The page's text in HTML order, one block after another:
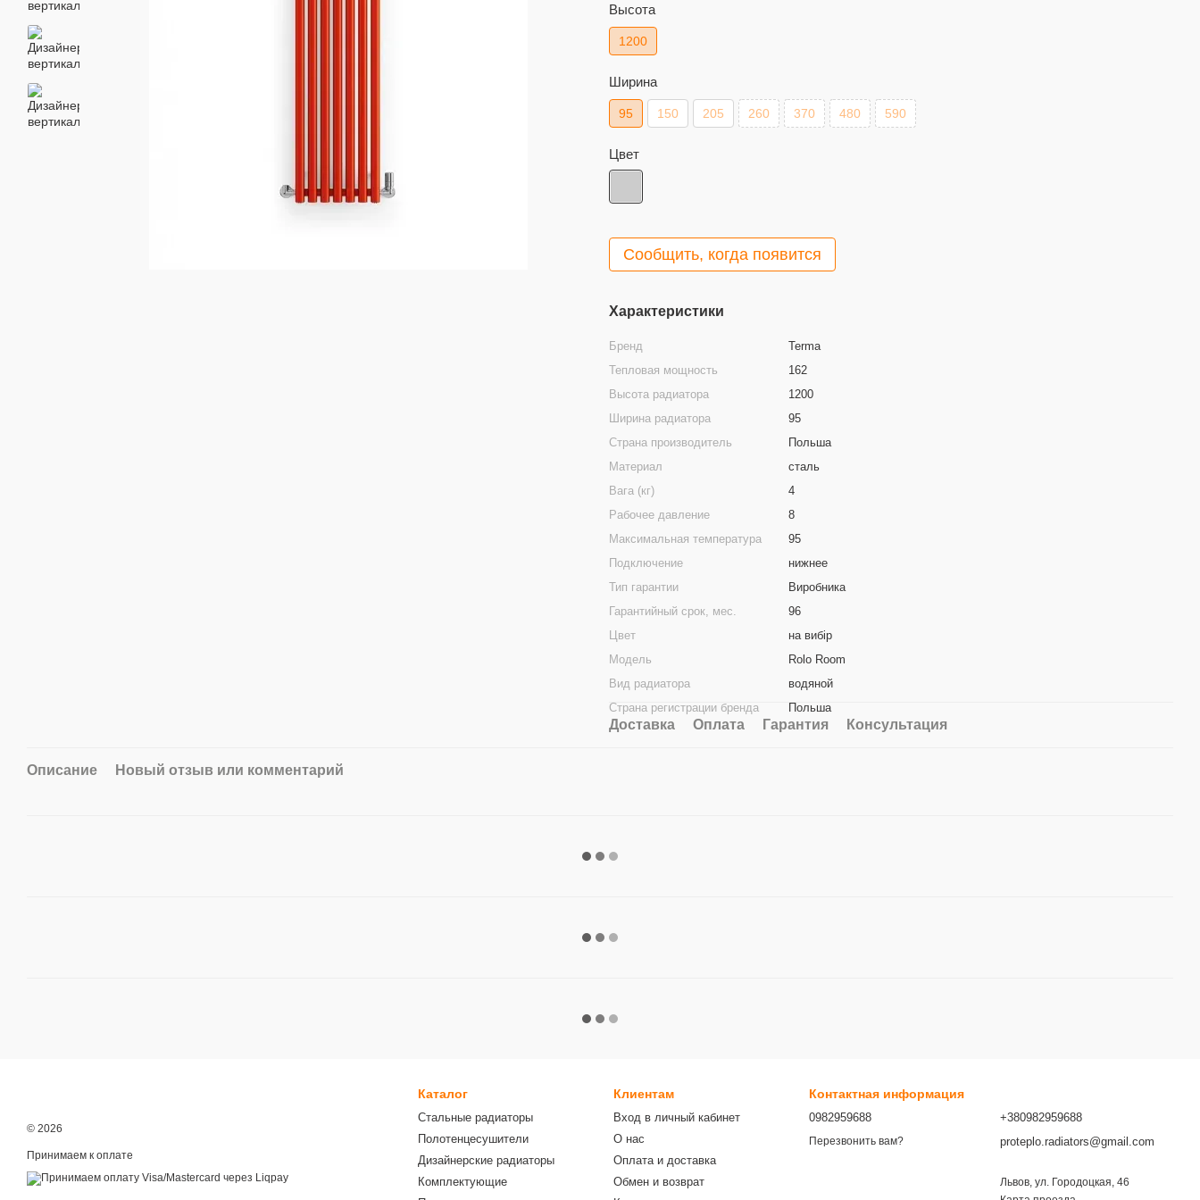
Высота
1200
Ширина
95 150 205 260 370 480 590
Цвет
Сообщить, когда появится
Характеристики
Бренд
Terma
Тепловая мощность
162
Высота радиатора
1200
Ширина радиатора
95
Страна производитель
Польша
Материал
сталь
Вага (кг)
4
Рабочее давление
8
Максимальная температура
95
Подключение
нижнее
Тип гарантии
Виробника
Гарантийный срок, мес.
96
Цвет
на вибір
Модель
Rolo Room
Вид радиатора
водяной
Страна регистрации бренда
Польша
Доставка Оплата Гарантия Консультация
Описание Новый отзыв или комментарий
© 2026
Принимаем к оплате
Каталог
Стальные радиаторы
Полотенцесушители
Дизайнерские радиаторы
Комплектующие
Клиентам
Вход в личный кабинет
О нас
Оплата и доставка
Обмен и возврат
Контактная информация
0982959688
Перезвонить вам?
+380982959688
proteplo.radiators@gmail.com
Львов, ул. Городоцкая, 46